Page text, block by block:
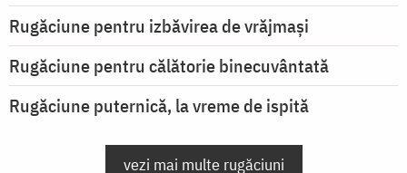
Rugăciune pentru izbăvirea de vrăjmași
Rugăciune pentru călătorie binecuvântată
Rugăciune puternică, la vreme de ispită
vezi mai multe rugăciuni